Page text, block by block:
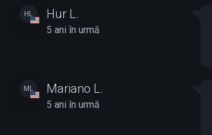
HL Hur L.
5 ani în urmă
ML Mariano L.
5 ani în urmă